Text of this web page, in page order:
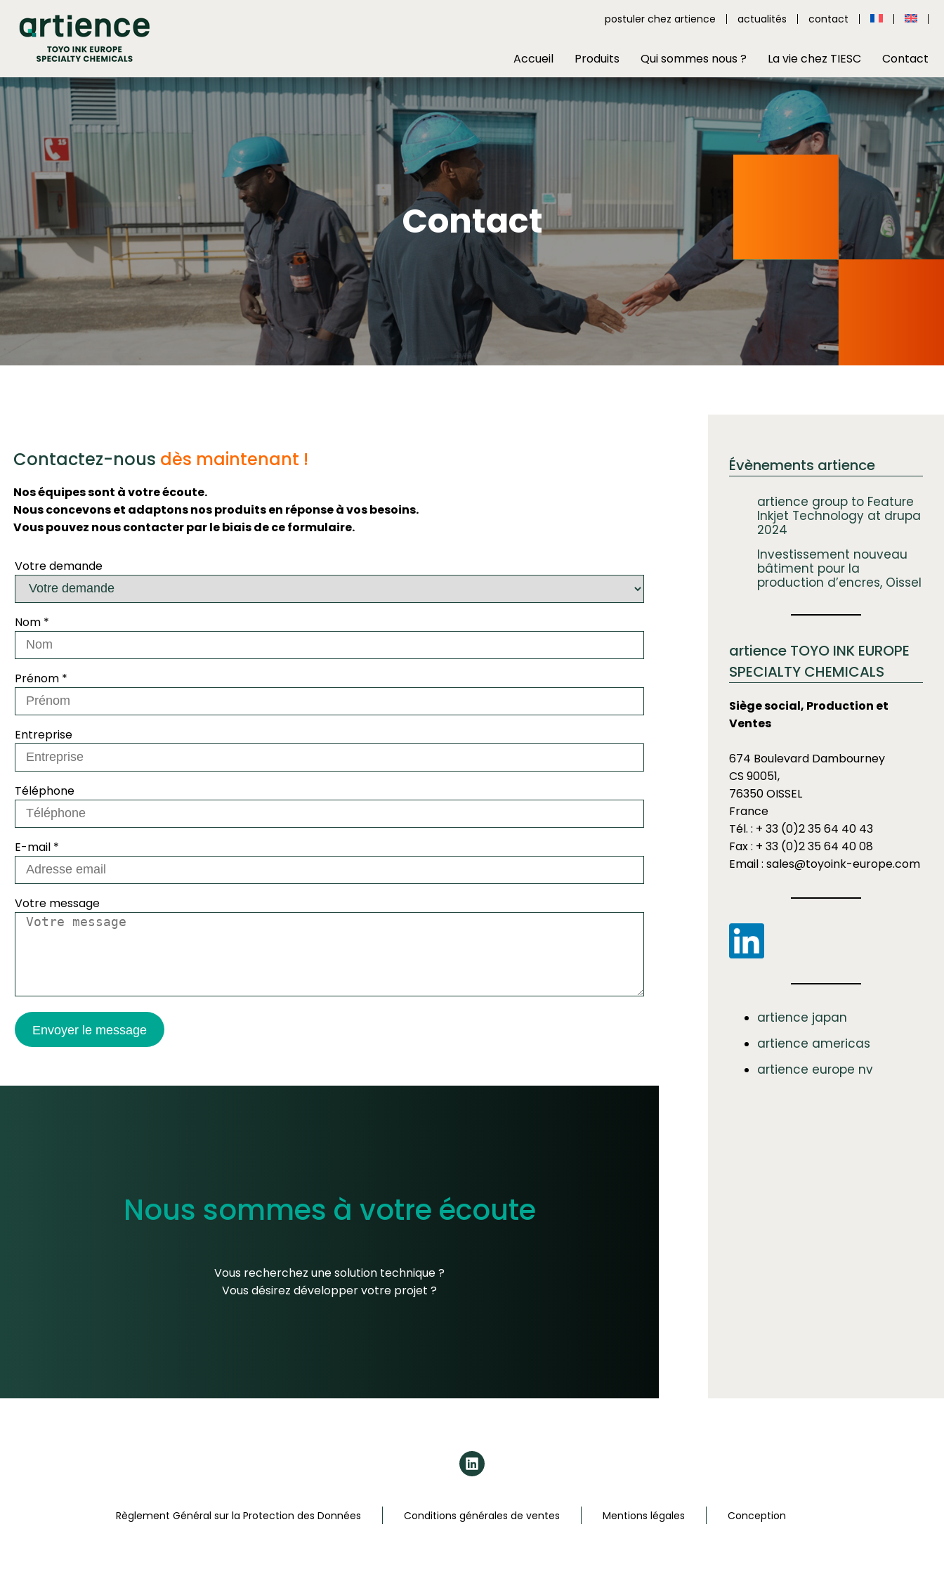
postuler chez artience actualités contact
Accueil Produits Qui sommes nous ? La vie chez TIESC Contact
Contact
Contactez-nous dès maintenant !
Nos équipes sont à votre écoute.
Nous concevons et adaptons nos produits en réponse à vos besoins.
Vous pouvez nous contacter par le biais de ce formulaire.
Votre demande
Nom *
Prénom *
Entreprise
Téléphone
E-mail *
Votre message
Envoyer le message
Nous sommes à votre écoute
Vous recherchez une solution technique ?
Vous désirez développer votre projet ?
Évènements artience
artience group to Feature
Inkjet Technology at drupa
2024
Investissement nouveau
bâtiment pour la
production d’encres, Oissel
artience TOYO INK EUROPE
SPECIALTY CHEMICALS
Siège social, Production et
Ventes
674 Boulevard Dambourney
CS 90051,
76350 OISSEL
France
Tél. : + 33 (0)2 35 64 40 43
Fax : + 33 (0)2 35 64 40 08
Email : sales@toyoink-europe.com
artience japan
artience americas
artience europe nv
Règlement Général sur la Protection des Données Conditions générales de ventes Mentions légales Conception